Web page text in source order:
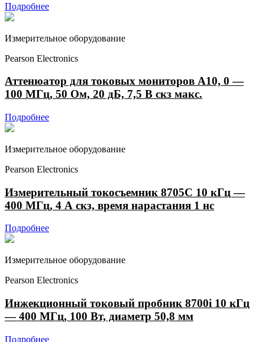
Подробнее
Измерительное оборудование
Pearson Electronics
Аттенюатор для токовых мониторов A10, 0 —
100 МГц, 50 Ом, 20 дБ, 7,5 В скз макс.
Подробнее
Измерительное оборудование
Pearson Electronics
Измерительный токосъемник 8705С 10 кГц —
400 МГц, 4 А скз, время нарастания 1 нс
Подробнее
Измерительное оборудование
Pearson Electronics
Инжекционный токовый пробник 8700i 10 кГц
— 400 МГц, 100 Вт, диаметр 50,8 мм
Подробнее